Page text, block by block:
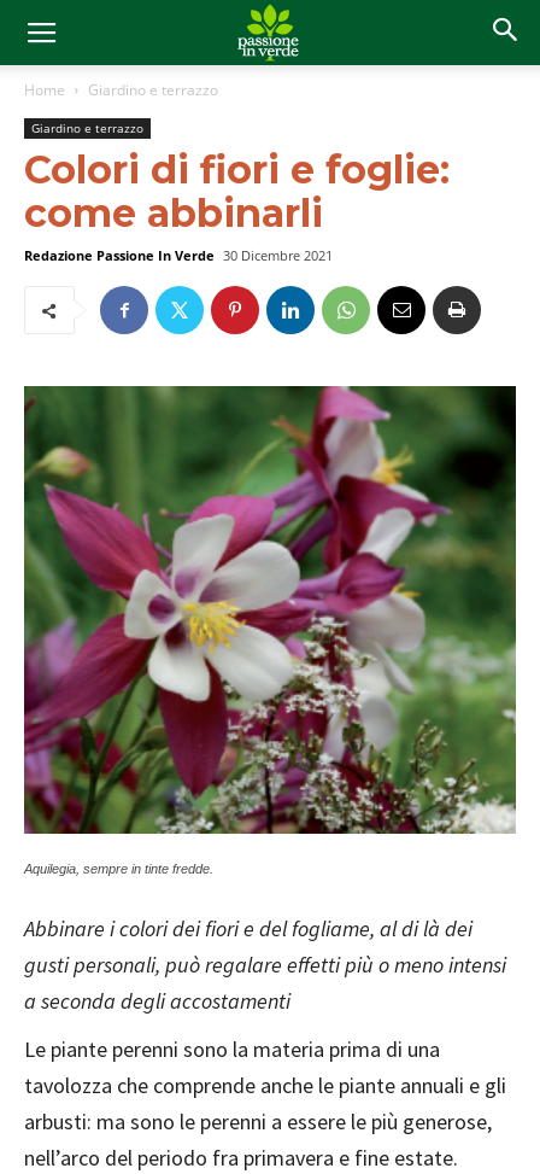
Home Giardino e terrazzo
Giardino e terrazzo
Colori di fiori e foglie:
come abbinarli
Redazione Passione In Verde 30 Dicembre 2021
Aquilegia, sempre in tinte fredde.
Abbinare i colori dei fiori e del fogliame, al di là dei
gusti personali, può regalare effetti più o meno intensi
a seconda degli accostamenti
Le piante perenni sono la materia prima di una
tavolozza che comprende anche le piante annuali e gli
arbusti: ma sono le perenni a essere le più generose,
nell’arco del periodo fra primavera e fine estate.